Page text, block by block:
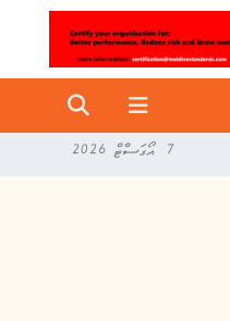
7 އޯގަސްޓް 2026